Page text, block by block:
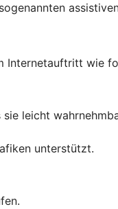
Internetauftritt wie
leicht
unterstützt.